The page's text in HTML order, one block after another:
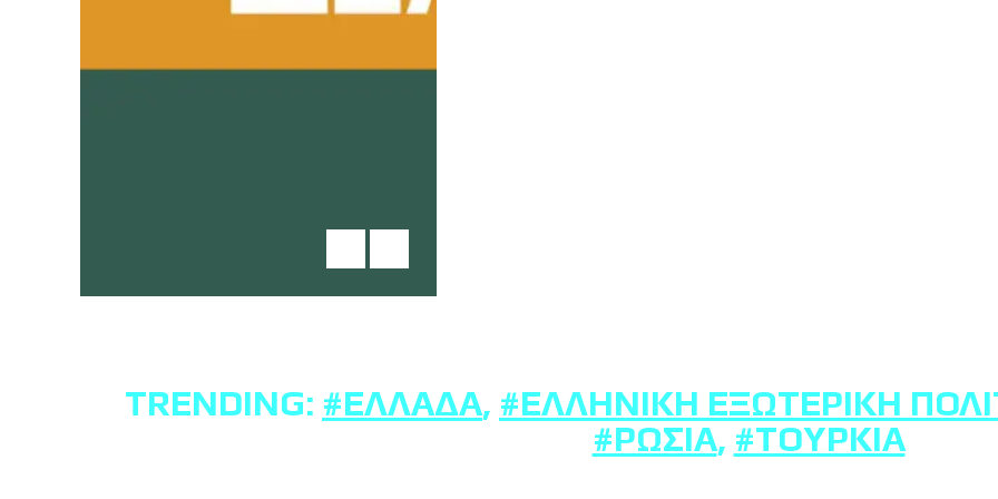
TRENDING: #ΕΛΛΆΔΑ, #ΕΛΛΗΝΙΚΉ ΕΞΩΤΕΡΙΚΉ
#ΡΩΣΊΑ, #ΤΟΥΡΚΊΑ